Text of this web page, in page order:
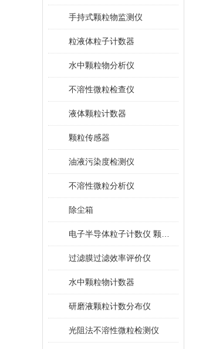
手持式颗粒物监测仪
粒液体粒子计数器
水中颗粒物分析仪
不溶性微粒检查仪
液体颗粒计数器
颗粒传感器
油液污染度检测仪
不溶性微粒分析仪
除尘箱
过滤膜过滤效率评价仪
水中颗粒物计数器
研磨液颗粒计数分布仪
光阻法不溶性微粒检测仪